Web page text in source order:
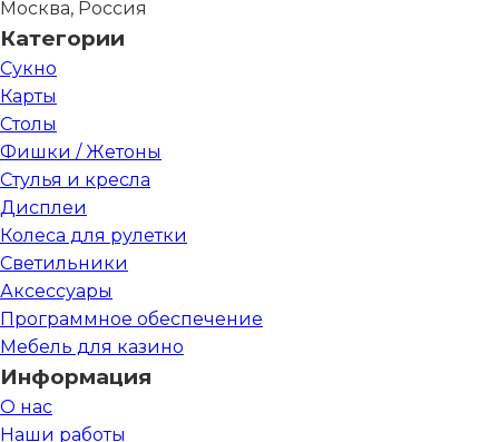
Москва, Россия
Категории
Сукно
Карты
Столы
Фишки / Жетоны
Стулья и кресла
Дисплеи
Колеса для рулетки
Светильники
Аксессуары
Программное обеспечение
Мебель для казино
Информация
О нас
Наши работы